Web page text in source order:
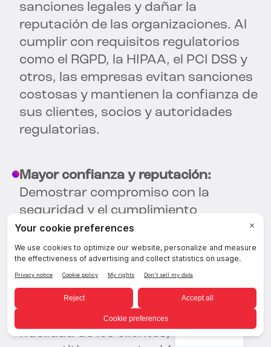
sanciones legales y dañar la
reputación de las organizaciones. Al
cumplir con requisitos regulatorios
como el RGPD, la HIPAA, el PCI DSS y
otros, las empresas evitan sanciones
costosas y mantienen la confianza de
sus clientes, socios y autoridades
regulatorias.
Mayor confianza y reputación:
Demostrar compromiso con la
seguridad y el cumplimiento
normativo de los datos fomenta la
confianza entre las partes
interesadas, como clientes,
inversores y socios comerciales. Una
reputación y credibilidad positivas de
la marca pueden generar mayor
fidelidad de los clientes, ventaja
Spanish